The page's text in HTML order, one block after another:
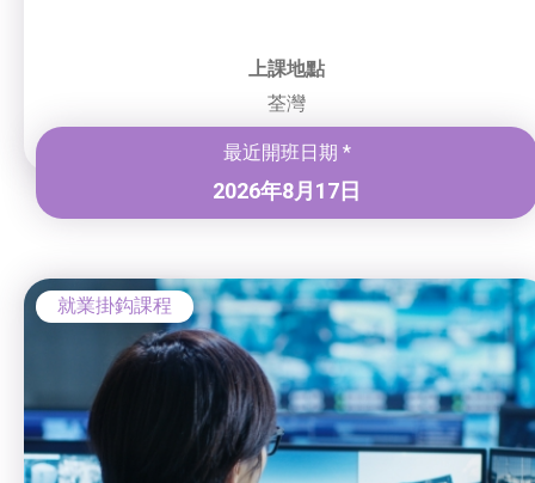
上課地點
荃灣
最近開班日期 *
2026年8月17日
就業掛鈎課程